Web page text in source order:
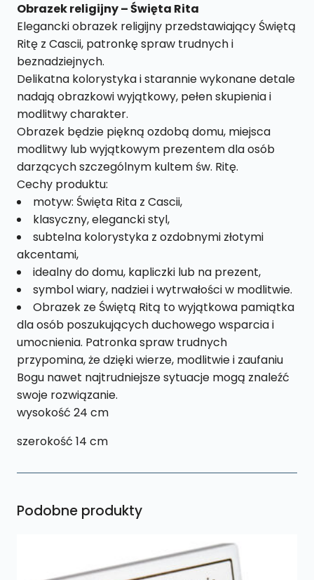
Obrazek religijny – Święta Rita
Elegancki obrazek religijny przedstawiający Świętą
Ritę z Cascii, patronkę spraw trudnych i
beznadziejnych.
Delikatna kolorystyka i starannie wykonane detale
nadają obrazkowi wyjątkowy, pełen skupienia i
modlitwy charakter.
Obrazek będzie piękną ozdobą domu, miejsca
modlitwy lub wyjątkowym prezentem dla osób
darzących szczególnym kultem św. Ritę.
Cechy produktu:
motyw: Święta Rita z Cascii,
klasyczny, elegancki styl,
subtelna kolorystyka z ozdobnymi złotymi
akcentami,
idealny do domu, kapliczki lub na prezent,
symbol wiary, nadziei i wytrwałości w modlitwie.
Obrazek ze Świętą Ritą to wyjątkowa pamiątka
dla osób poszukujących duchowego wsparcia i
umocnienia. Patronka spraw trudnych
przypomina, że dzięki wierze, modlitwie i zaufaniu
Bogu nawet najtrudniejsze sytuacje mogą znaleźć
swoje rozwiązanie.
wysokość 24 cm
szerokość 14 cm
Podobne produkty